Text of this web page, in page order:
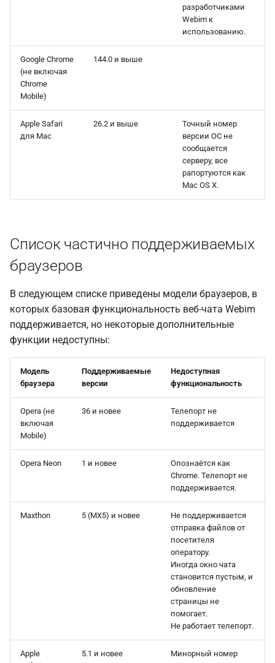
разработчиками
Webim к
использованию.
Google Chrome
(не включая
Chrome
Mobile)
144.0 и выше
Apple Safari
для Mac
26.2 и выше
Точный номер
версии ОС не
сообщается
серверу, все
рапортуются как
Mac OS X.
Список частично поддерживаемых
браузеров
В следующем списке приведены модели браузеров, в
которых базовая функциональность веб-чата Webim
поддерживается, но некоторые дополнительные
функции недоступны:
Модель
браузера
Поддерживаемые
версии
Недоступная
функциональность
Opera (не
включая
Mobile)
36 и новее
Телепорт не
поддерживается
Opera Neon 1 и новее
Опознаётся как
Chrome. Телепорт не
поддерживается.
Maxthon 5 (MX5) и новее
Не поддерживается
отправка файлов от
посетителя
оператору.
Иногда окно чата
становится пустым, и
обновление
страницы не
помогает.
Не работает телепорт.
Apple
5.1 и новее
Минорный номер